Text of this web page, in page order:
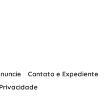
Contato e Expediente